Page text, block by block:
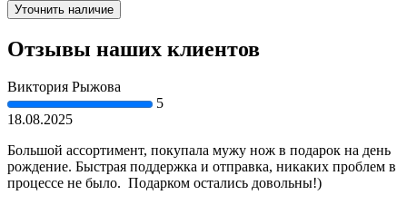
Уточнить наличие
Отзывы наших клиентов
Виктория Рыжова
5
18.08.2025
Большой ассортимент, покупала мужу нож в подарок на день
рождение. Быстрая поддержка и отправка, никаких проблем в
процессе не было. Подарком остались довольны!)